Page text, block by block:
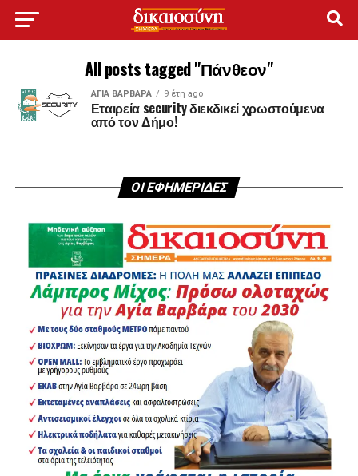
All posts tagged "Πάνθεον"
ΑΓΙΑ ΒΑΡΒΑΡΑ 9 έτη ago
Εταιρεία security διεκδικεί χρωστούμενα
από τον Δήμο!
ΟΙ ΕΦΗΜΕΡΙΔΕΣ